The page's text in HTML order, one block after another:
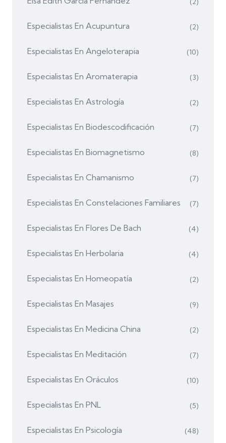
Especialistas En Acupuntura (2)
Especialistas En Angeloterapia (10)
Especialistas En Aromaterapia (3)
Especialistas En Astrología (2)
Especialistas En Biodescodificación (7)
Especialistas En Biomagnetismo (8)
Especialistas En Chamanismo (7)
Especialistas En Constelaciones Familiares (7)
Especialistas En Flores De Bach (4)
Especialistas En Herbolaria (4)
Especialistas En Homeopatía (2)
Especialistas En Masajes (9)
Especialistas En Medicina China (2)
Especialistas En Meditación (7)
Especialistas En Oráculos (10)
Especialistas En PNL (5)
Especialistas En Psicología (48)